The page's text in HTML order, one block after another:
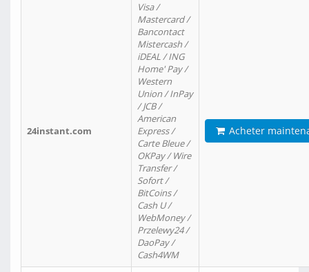
24instant.com
Visa /
Mastercard /
Bancontact
Mistercash /
iDEAL / ING
Home' Pay /
Western
Union / InPay
/ JCB /
American
Express /
Carte Bleue /
OKPay / Wire
Transfer /
Sofort /
BitCoins /
Cash U /
WebMoney /
Przelewy24 /
DaoPay /
Cash4WM
Acheter